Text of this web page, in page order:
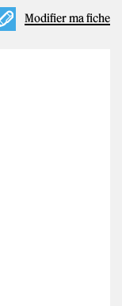
Modifier ma fiche